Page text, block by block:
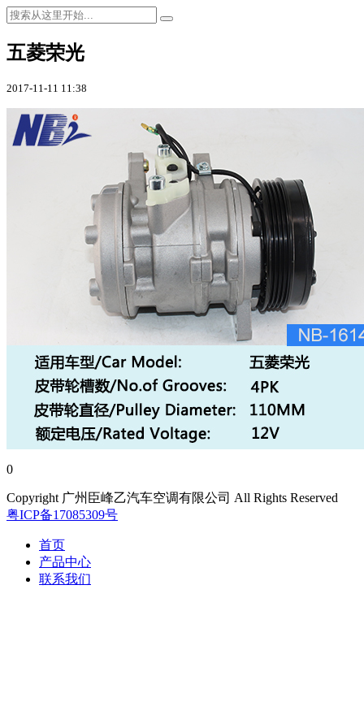
五菱荣光
2017-11-11 11:38
0
Copyright 广州臣峰乙汽车空调有限公司 All Rights Reserved
粤ICP备17085309号
首页
产品中心
联系我们